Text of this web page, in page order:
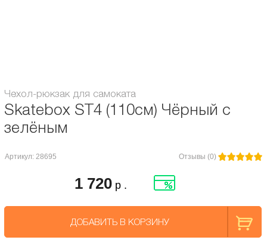
Чехол-рюкзак для самоката
Skatebox ST4 (110см) Чёрный с
зелёным
Артикул: 28695 Отзывы (0)
1 720р .
ДОБАВИТЬ В КОРЗИНУ